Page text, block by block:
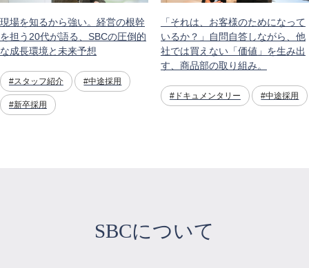
現場を知るから強い。経営の根幹
を担う20代が語る、SBCの圧倒的
な成長環境と未来予想
#スタッフ紹介 #中途採用
#新卒採用
「それは、お客様のためになって
いるか？」自問自答しながら、他
社では買えない「価値」を生み出
す、商品部の取り組み。
#ドキュメンタリー #中途採用
SBCについて